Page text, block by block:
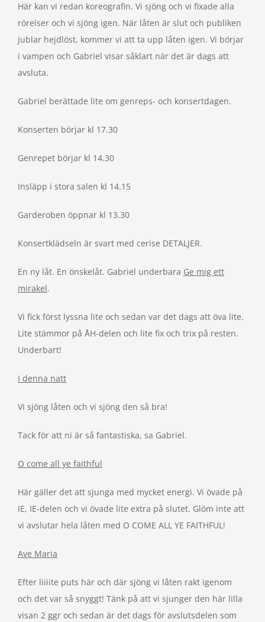
Här kan vi redan koreografin. Vi sjöng och vi fixade alla
rörelser och vi sjöng igen. När låten är slut och publiken
jublar hejdlöst, kommer vi att ta upp låten igen. Vi börjar
i vampen och Gabriel visar såklart när det är dags att
avsluta.
Gabriel berättade lite om genreps- och konsertdagen.
Konserten börjar kl 17.30
Genrepet börjar kl 14.30
Insläpp i stora salen kl 14.15
Garderoben öppnar kl 13.30
Konsertklädseln är svart med cerise DETALJER.
En ny låt. En önskelåt. Gabriel underbara Ge mig ett
mirakel.
Vi fick först lyssna lite och sedan var det dags att öva lite.
Lite stämmor på ÅH-delen och lite fix och trix på resten.
Underbart!
I denna natt
Vi sjöng låten och vi sjöng den så bra!
Tack för att ni är så fantastiska, sa Gabriel.
O come all ye faithful
Här gäller det att sjunga med mycket energi. Vi övade på
IE, IE-delen och vi övade lite extra på slutet. Glöm inte att
vi avslutar hela låten med O COME ALL YE FAITHFUL!
Ave Maria
Efter liiiite puts här och där sjöng vi låten rakt igenom
och det var så snyggt! Tänk på att vi sjunger den här lilla
visan 2 ggr och sedan är det dags för avslutsdelen som